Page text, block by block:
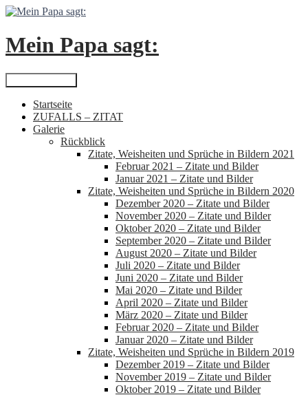
Zum
springen
Mein Papa sagt:
Suchen
Startseite
ZUFALLS – ZITAT
Galerie
Rückblick
Zitate, Weisheiten und Sprüche in Bildern 2021
Februar 2021 – Zitate und Bilder
Januar 2021 – Zitate und Bilder
Zitate, Weisheiten und Sprüche in Bildern 2020
Dezember 2020 – Zitate und Bilder
November 2020 – Zitate und Bilder
Oktober 2020 – Zitate und Bilder
September 2020 – Zitate und Bilder
August 2020 – Zitate und Bilder
Juli 2020 – Zitate und Bilder
Juni 2020 – Zitate und Bilder
Mai 2020 – Zitate und Bilder
April 2020 – Zitate und Bilder
März 2020 – Zitate und Bilder
Februar 2020 – Zitate und Bilder
Januar 2020 – Zitate und Bilder
Zitate, Weisheiten und Sprüche in Bildern 2019
Dezember 2019 – Zitate und Bilder
November 2019 – Zitate und Bilder
Oktober 2019 – Zitate und Bilder